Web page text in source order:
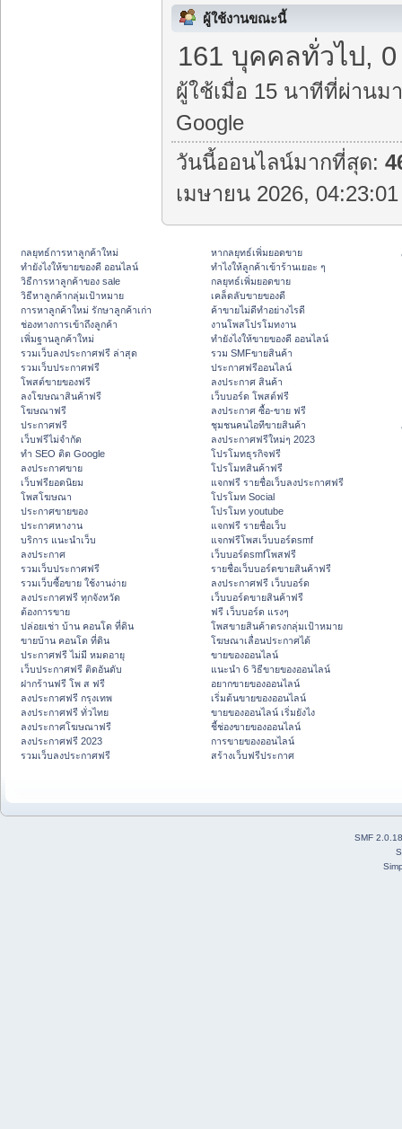
ผู้ใช้งานขณะนี้
161 บุคคลทั่วไป,
ผู้ใช้เมื่อ 15 นาทีที่ผ่านม
Google
วันนี้ออนไลน์มากที่สุด:
เมษายน 2026,
กลยุทธ์การหาลูกค้าใหม่
ทํายังไงให้ขายของดี ออนไลน์
วิธีการหาลูกค้าของ sale
วิธีหาลูกค้ากลุ่มเป้าหมาย
การหาลูกค้าใหม่ รักษาลูกค้าเก่า
ช่องทางการเข้าถึงลูกค้า
เพิ่มฐานลูกค้าใหม่
รวมเว็บลงประกาศฟรี ล่าสุด
รวมเว็บประกาศฟรี
โพสต์ขายของฟรี
ลงโฆษณาสินค้าฟรี
โฆษณาฟรี
ประกาศฟรี
เว็บฟรีไม่จำกัด
ทำ SEO ติด Google
ลงประกาศขาย
เว็บฟรียอดนิยม
โพสโฆษณา
ประกาศขายของ
ประกาศหางาน
บริการ แนะนำเว็บ
ลงประกาศ
รวมเว็บประกาศฟรี
รวมเว็บซื้อขาย ใช้งานง่าย
ลงประกาศฟรี ทุกจังหวัด
ต้องการขาย
ปล่อยเช่า บ้าน คอนโด ที่ดิน
ขายบ้าน คอนโด ที่ดิน
ประกาศฟรี ไม่มี หมดอายุ
เว็บประกาศฟรี ติดอันดับ
ฝากร้านฟรี โพ ส ฟรี
ลงประกาศฟรี กรุงเทพ
ลงประกาศฟรี ทั่วไทย
ลงประกาศโฆษณาฟรี
ลงประกาศฟรี 2023
รวมเว็บลงประกาศฟรี
หากลยุทธ์เพิ่มยอดขาย
ทําไงให้ลูกค้าเข้าร้านเยอะ ๆ
กลยุทธ์เพิ่มยอดขาย
เคล็ดลับขายของดี
ค้าขายไม่ดีทำอย่างไรดี
งานโพสโปรโมทงาน
ทํายังไงให้ขายของดี ออนไลน์
รวม SMFขายสินค้า
ประกาศฟรีออนไลน์
ลงประกาศ สินค้า
เว็บบอร์ด โพสต์ฟรี
ลงประกาศ ซื้อ-ขาย ฟรี
ชุมชนคนไอทีขายสินค้า
ลงประกาศฟรีใหม่ๆ 2023
โปรโมทธุรกิจฟรี
โปรโมทสินค้าฟรี
แจกฟรี รายชื่อเว็บลงประกาศฟรี
โปรโมท Social
โปรโมท youtube
แจกฟรี รายชื่อเว็บ
แจกฟรีโพสเว็บบอร์ดsmf
เว็บบอร์ดsmfโพสฟรี
รายชื่อเว็บบอร์ดขายสินค้าฟรี
ลงประกาศฟรี เว็บบอร์ด
เว็บบอร์ดขายสินค้าฟรี
ฟรี เว็บบอร์ด แรงๆ
โพสขายสินค้าตรงกลุ่มเป้าหมาย
โฆษณาเลื่อนประกาศได้
ขายของออนไลน์
แนะนำ 6 วิธีขายของออนไลน์
อยากขายของออนไลน์
เริ่มต้นขายของออนไลน์
ขายของออนไลน์ เริ่มยังไง
ชี้ช่องขายของออนไลน์
การขายของออนไลน์
สร้างเว็บฟรีประกาศ
SMF 2.0.18